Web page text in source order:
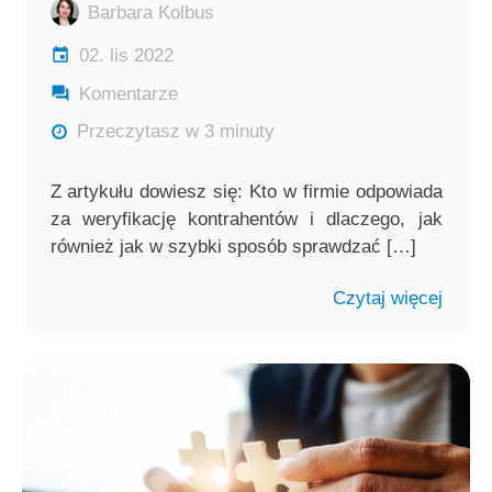
Barbara Kolbus
02. lis 2022
Komentarze
Przeczytasz w 3 minuty
Z artykułu dowiesz się: Kto w firmie odpowiada
za weryfikację kontrahentów i dlaczego, jak
również jak w szybki sposób sprawdzać […]
Czytaj więcej